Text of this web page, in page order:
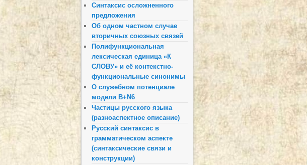
Синтаксис осложненного
предложения
Об одном частном случае
вторичных союзных связей
Полифункциональная
лексическая единица «К
СЛОВУ» и её контекстно-
функциональные синонимы
О служебном потенциале
модели B+N6
Частицы русского языка
(разноаспектное описание)
Русский синтаксис в
грамматическом аспекте
(синтаксические связи и
конструкции)